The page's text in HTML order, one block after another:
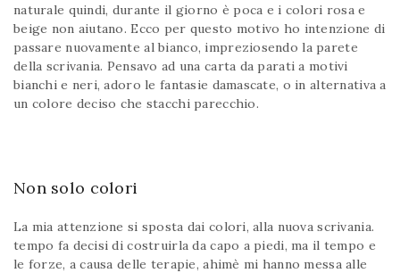
naturale quindi, durante il giorno è poca e i colori rosa e
beige non aiutano. Ecco per questo motivo ho intenzione di
passare nuovamente al bianco, impreziosendo la parete
della scrivania. Pensavo ad una carta da parati a motivi
bianchi e neri, adoro le fantasie damascate, o in alternativa a
un colore deciso che stacchi parecchio.
Non solo colori
La mia attenzione si sposta dai colori, alla nuova scrivania.
tempo fa decisi di costruirla da capo a piedi, ma il tempo e
le forze, a causa delle terapie, ahimè mi hanno messa alle